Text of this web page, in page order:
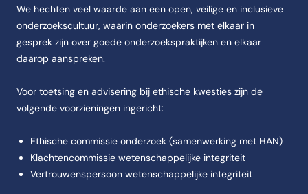
We hechten veel waarde aan een open, veilige en inclusieve
onderzoekscultuur, waarin onderzoekers met elkaar in
gesprek zijn over goede onderzoekspraktijken en elkaar
daarop aanspreken.
Voor toetsing en advisering bij ethische kwesties zijn de
volgende voorzieningen ingericht:
Ethische commissie onderzoek (samenwerking met HAN)
Klachtencommissie wetenschappelijke integriteit
Vertrouwenspersoon wetenschappelijke integriteit